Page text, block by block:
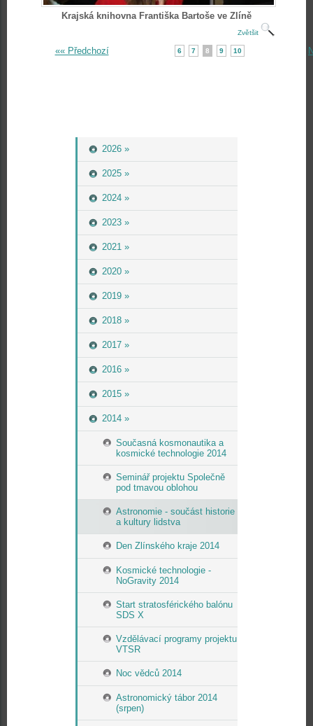
2026 »
2025 »
2024 »
2023 »
2021 »
2020 »
2019 »
2018 »
2017 »
2016 »
2015 »
2014 »
Současná kosmonautika a
kosmické technologie 2014
Seminář projektu Společně
pod tmavou oblohou
Astronomie - součást historie
a kultury lidstva
Den Zlínského kraje 2014
Kosmické technologie -
NoGravity 2014
Start stratosférického balónu
SDS X
Vzdělávací programy projektu
VTSR
Noc vědců 2014
Astronomický tábor 2014
(srpen)
Krajská knihovna Františka Bartoše ve Zlíně
Zvětšit
«« Předchozí 6 7 8 9 10